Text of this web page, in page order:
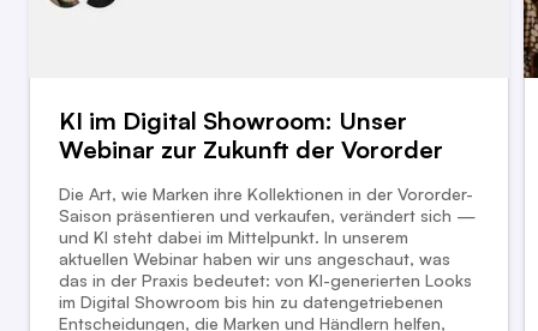
KI im Digital Showroom: Unser
Webinar zur Zukunft der Vororder
Die Art, wie Marken ihre Kollektionen in der Vororder-
Saison präsentieren und verkaufen, verändert sich —
und KI steht dabei im Mittelpunkt. In unserem
aktuellen Webinar haben wir uns angeschaut, was
das in der Praxis bedeutet: von KI-generierten Looks
im Digital Showroom bis hin zu datengetriebenen
Entscheidungen, die Marken und Händlern helfen,